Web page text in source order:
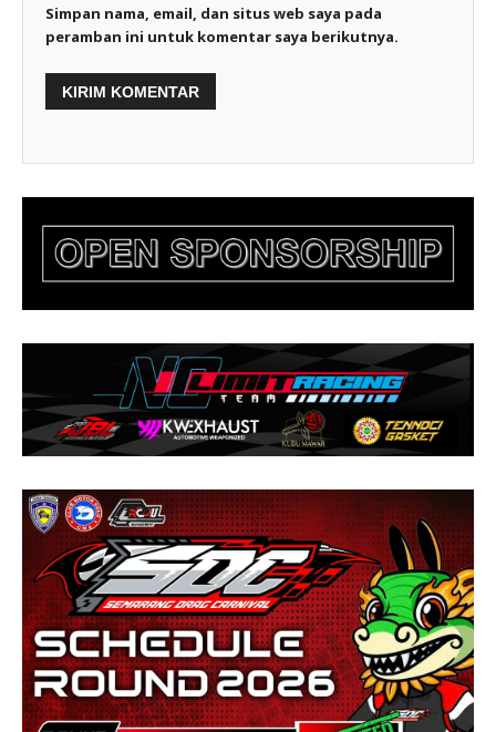
Simpan nama, email, dan situs web saya pada
peramban ini untuk komentar saya berikutnya.